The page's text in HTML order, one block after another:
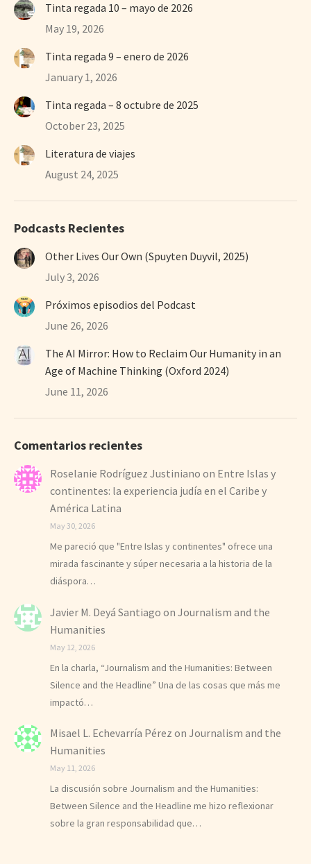
Tinta regada 10 – mayo de 2026
May 19, 2026
Tinta regada 9 – enero de 2026
January 1, 2026
Tinta regada – 8 octubre de 2025
October 23, 2025
Literatura de viajes
August 24, 2025
Podcasts Recientes
Other Lives Our Own (Spuyten Duyvil, 2025)
July 3, 2026
Próximos episodios del Podcast
June 26, 2026
The AI Mirror: How to Reclaim Our Humanity in an
Age of Machine Thinking (Oxford 2024)
June 11, 2026
Comentarios recientes
Roselanie Rodríguez Justiniano on Entre Islas y
continentes: la experiencia judía en el Caribe y
América Latina
May 30, 2026
Me pareció que "Entre Islas y continentes" ofrece una
mirada fascinante y súper necesaria a la historia de la
diáspora…
Javier M. Deyá Santiago on Journalism and the
Humanities
May 12, 2026
En la charla, “Journalism and the Humanities: Between
Silence and the Headline” Una de las cosas que más me
impactó…
Misael L. Echevarría Pérez on Journalism and the
Humanities
May 11, 2026
La discusión sobre Journalism and the Humanities:
Between Silence and the Headline me hizo reflexionar
sobre la gran responsabilidad que…